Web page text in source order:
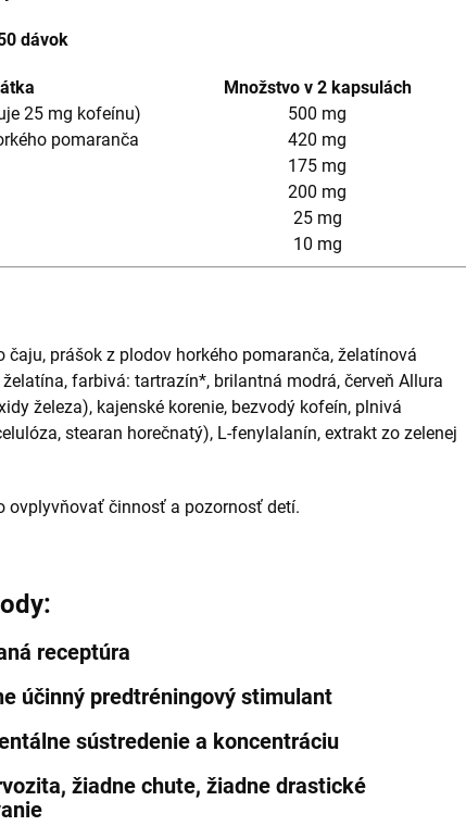
dávok
Množstvo v 2 kapsulách
25 mg kofeínu)
500 mg
pomaranča
420 mg
175 mg
200 mg
25 mg
10 mg
čaju, prášok z plodov horkého pomaranča, želatínová
farbivá: tartrazín*, brilantná modrá, červeň Allura
železa), kajenské korenie, bezvodý kofeín, plnivá
stearan horečnatý), L-fenylalanín, extrakt zo zelenej
ovplyvňovať činnosť a pozornosť detí.
receptúra
účinný predtréningový stimulant
sústredenie a koncentráciu
žiadne chute, žiadne drastické